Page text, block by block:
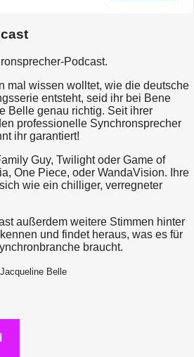
Podcast.
mal wissen wolltet, wie die deutsche
entsteht, seid ihr bei Bene
Belle genau richtig. Seit ihrer
professionelle Synchronsprecher
ihr garantiert!
Guy, Twilight oder Game of
One Piece, oder WandaVision. Ihre
wie ein chilliger, verregneter
außerdem weitere Stimmen hinter
und findet heraus, was es für
braucht.
Belle